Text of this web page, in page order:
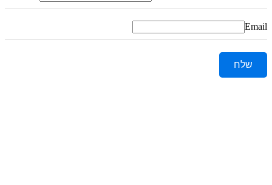
Email
שלח